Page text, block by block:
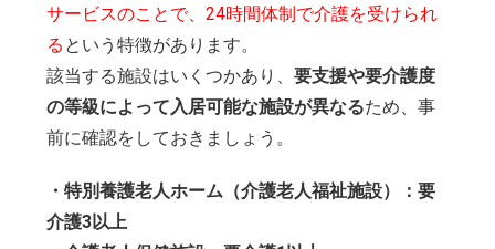
サービスのことで、24時間体制で介護を受けられ
る という特徴があります。
該当する施設はいくつかあり、 要支援や要介護度
の等級によって入居可能な施設が異なるため、事
前に確認をしておきましょう。
・特別養護老人ホーム（介護老人福祉施設）：要
介護3以上